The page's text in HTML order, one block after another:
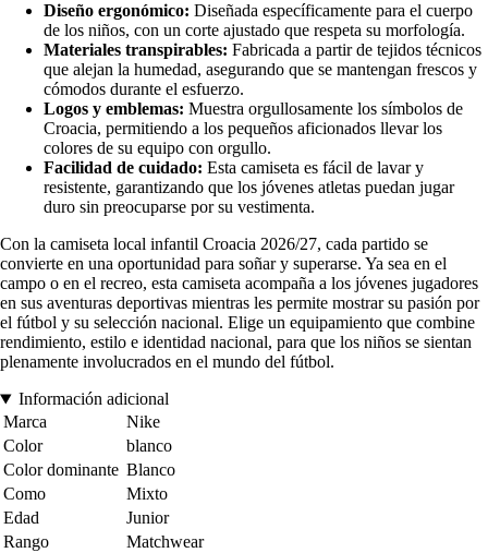
Diseño ergonómico: Diseñada específicamente para el cuerpo
de los niños, con un corte ajustado que respeta su morfología.
Materiales transpirables: Fabricada a partir de tejidos técnicos
que alejan la humedad, asegurando que se mantengan frescos y
cómodos durante el esfuerzo.
Logos y emblemas: Muestra orgullosamente los símbolos de
Croacia, permitiendo a los pequeños aficionados llevar los
colores de su equipo con orgullo.
Facilidad de cuidado: Esta camiseta es fácil de lavar y
resistente, garantizando que los jóvenes atletas puedan jugar
duro sin preocuparse por su vestimenta.
Con la camiseta local infantil Croacia 2026/27, cada partido se
convierte en una oportunidad para soñar y superarse. Ya sea en el
campo o en el recreo, esta camiseta acompaña a los jóvenes jugadores
en sus aventuras deportivas mientras les permite mostrar su pasión por
el fútbol y su selección nacional. Elige un equipamiento que combine
rendimiento, estilo e identidad nacional, para que los niños se sientan
plenamente involucrados en el mundo del fútbol.
Información adicional
Marca
Nike
Color
blanco
Color dominante Blanco
Como
Mixto
Edad
Junior
Rango
Matchwear